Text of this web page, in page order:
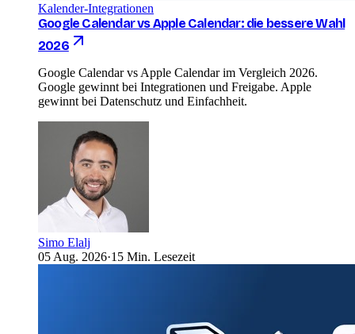
Kalender-Integrationen
Google Calendar vs Apple Calendar: die bessere Wahl
2026
Google Calendar vs Apple Calendar im Vergleich 2026.
Google gewinnt bei Integrationen und Freigabe. Apple
gewinnt bei Datenschutz und Einfachheit.
Simo Elalj
05 Aug. 2026·15 Min. Lesezeit